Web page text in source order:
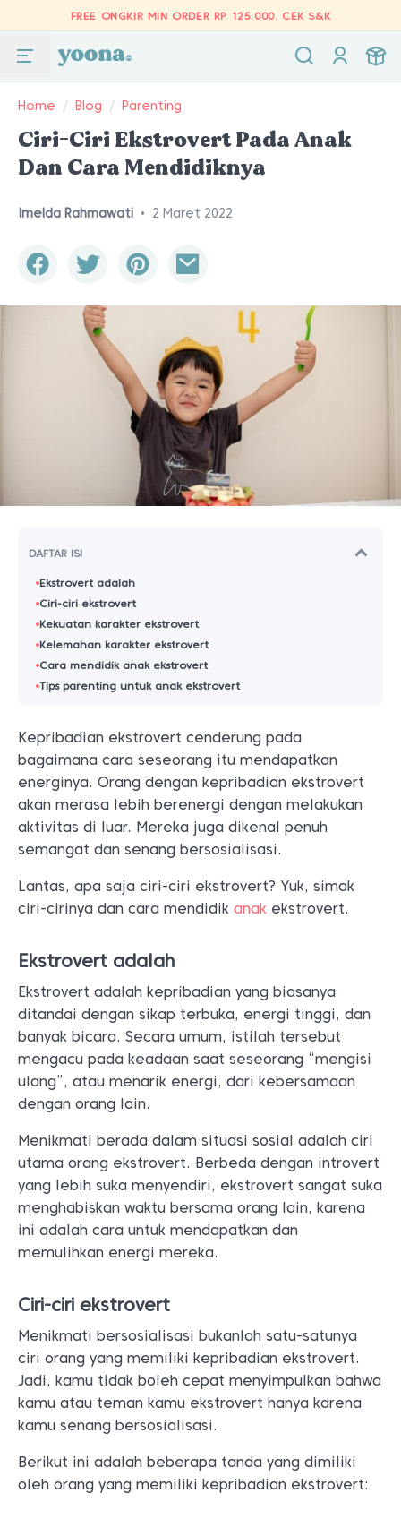
FREE ONGKIR MIN ORDER RP 125.000. CEK S&K
Home / Blog / Parenting
Ciri-Ciri Ekstrovert Pada Anak
Dan Cara Mendidiknya
Imelda Rahmawati • 2 Maret 2022
DAFTAR ISI
Ekstrovert adalah
Ciri-ciri ekstrovert
Kekuatan karakter ekstrovert
Kelemahan karakter ekstrovert
Cara mendidik anak ekstrovert
Tips parenting untuk anak ekstrovert
Kepribadian ekstrovert cenderung pada
bagaimana cara seseorang itu mendapatkan
energinya. Orang dengan kepribadian ekstrovert
akan merasa lebih berenergi dengan melakukan
aktivitas di luar. Mereka juga dikenal penuh
semangat dan senang bersosialisasi.
Lantas, apa saja ciri-ciri ekstrovert? Yuk, simak
ciri-cirinya dan cara mendidik anak ekstrovert.
Ekstrovert adalah
Ekstrovert adalah kepribadian yang biasanya
ditandai dengan sikap terbuka, energi tinggi, dan
banyak bicara. Secara umum, istilah tersebut
mengacu pada keadaan saat seseorang “mengisi
ulang”, atau menarik energi, dari kebersamaan
dengan orang lain.
Menikmati berada dalam situasi sosial adalah ciri
utama orang ekstrovert. Berbeda dengan introvert
yang lebih suka menyendiri, ekstrovert sangat suka
menghabiskan waktu bersama orang lain, karena
ini adalah cara untuk mendapatkan dan
memulihkan energi mereka.
Ciri-ciri ekstrovert
Menikmati bersosialisasi bukanlah satu-satunya
ciri orang yang memiliki kepribadian ekstrovert.
Jadi, kamu tidak boleh cepat menyimpulkan bahwa
kamu atau teman kamu ekstrovert hanya karena
kamu senang bersosialisasi.
Berikut ini adalah beberapa tanda yang dimiliki
oleh orang yang memiliki kepribadian ekstrovert: